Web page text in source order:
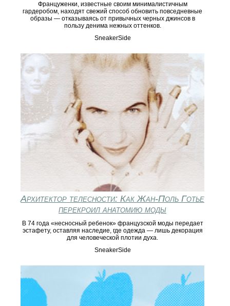
Француженки, известные своим минималистичным
гардеробом, находят свежий способ обновить повседневные
образы — отказываясь от привычных черных джинсов в
пользу денима нежных оттенков.
SneakerSide
Архитектор телесности: Как Жан-Поль Готье
перекроил анатомию моды
В 74 года «несносный ребенок» французской моды передает
эстафету, оставляя наследие, где одежда — лишь декорация
для человеческой плотии духа.
SneakerSide